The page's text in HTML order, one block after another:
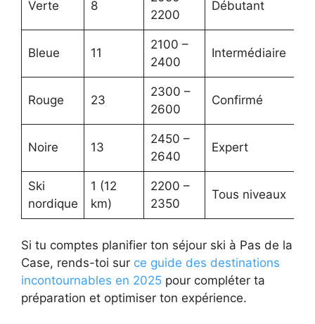
Verte 8
2200
Débutant
Bleue 11
2100 –
2400
Intermédiaire
Rouge 23
2300 –
2600
Confirmé
Noire 13
2450 –
2640
Expert
Ski
nordique
1 (12
km)
2200 –
2350
Tous niveaux
Si tu comptes planifier ton séjour ski à Pas de la
Case, rends-toi sur ce guide des destinations
incontournables en 2025 pour compléter ta
préparation et optimiser ton expérience.